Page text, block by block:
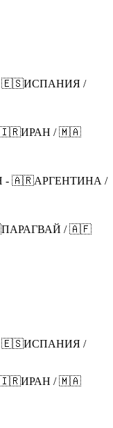
🇪🇸ИСПАНИЯ /
🇮🇷ИРАН / 🇲🇦
- 🇦🇷АРГЕНТИНА /
/ 🇦🇫
🇪🇸ИСПАНИЯ /
🇮🇷ИРАН / 🇲🇦